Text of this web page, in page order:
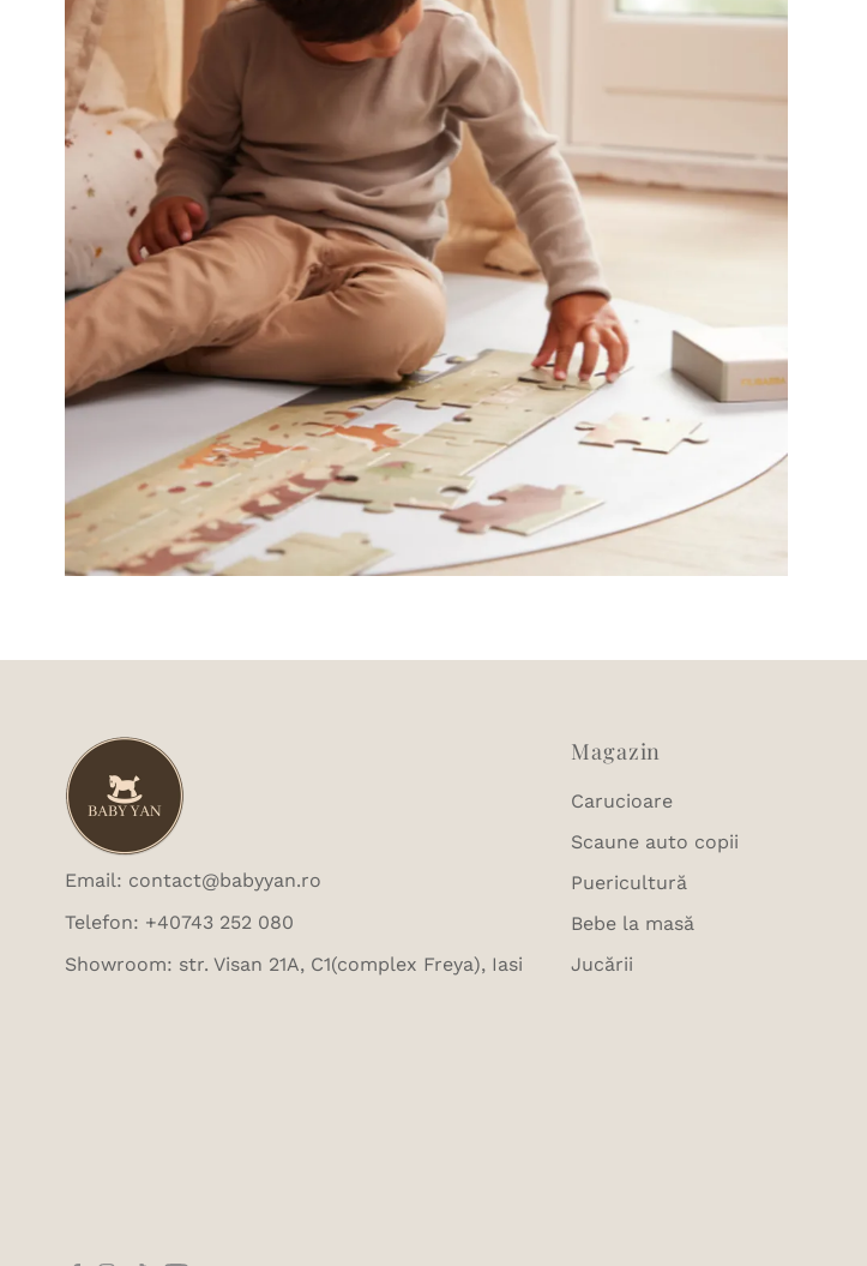
Email: contact@babyyan.ro
Telefon: +40743 252 080
Showroom: str. Visan 21A, C1(complex Freya), Iasi
Magazin
Carucioare
Scaune auto copii
Puericultură
Bebe la masă
Jucării